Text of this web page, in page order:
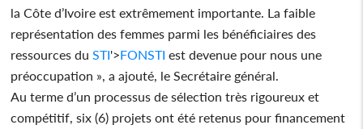
la Côte d’Ivoire est extrêmement importante. La faible
représentation des femmes parmi les bénéficiaires des
ressources du STI'>FONSTI est devenue pour nous une
préoccupation », a ajouté, le Secrétaire général.
Au terme d’un processus de sélection très rigoureux et
compétitif, six (6) projets ont été retenus pour financement